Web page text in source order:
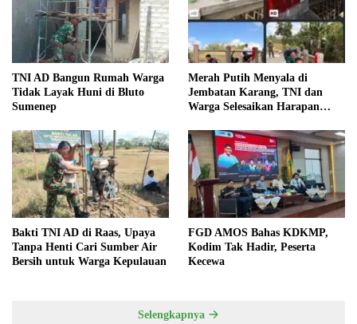
TNI AD Bangun Rumah Warga
Tidak Layak Huni di Bluto
Sumenep
Merah Putih Menyala di
Jembatan Karang, TNI dan
Warga Selesaikan Harapan
Bakti TNI AD di Raas, Upaya
Tanpa Henti Cari Sumber Air
Bersih untuk Warga Kepulauan
FGD AMOS Bahas KDKMP,
Kodim Tak Hadir, Peserta
Kecewa
Selengkapnya